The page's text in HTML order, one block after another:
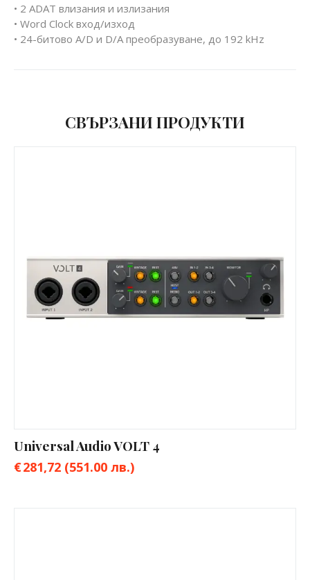
• 2 ADAT влизания и излизания
• Word Clock вход/изход
• 24-битово A/D и D/A преобразуване, до 192 kHz
СВЪРЗАНИ ПРОДУКТИ
Universal Audio VOLT 4
€281,72 (551.00 лв.)